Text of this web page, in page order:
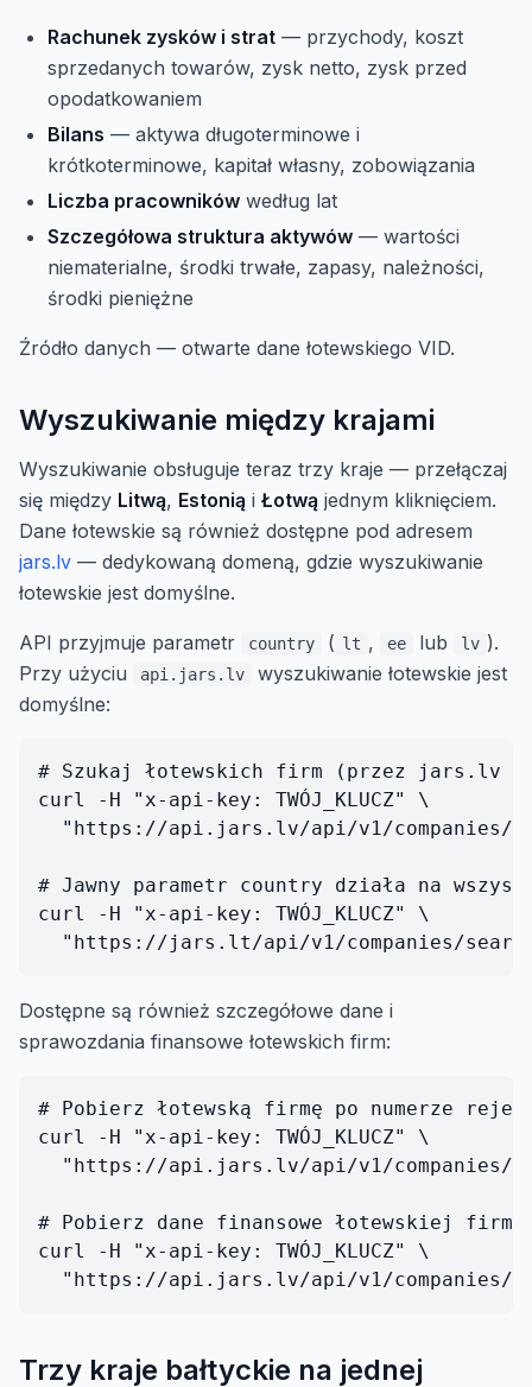
Rachunek zysków i strat — przychody, koszt
sprzedanych towarów, zysk netto, zysk przed
opodatkowaniem
Bilans — aktywa długoterminowe i
krótkoterminowe, kapitał własny, zobowiązania
Liczba pracowników według lat
Szczegółowa struktura aktywów — wartości
niematerialne, środki trwałe, zapasy, należności,
środki pieniężne
Źródło danych — otwarte dane łotewskiego VID.
Wyszukiwanie między krajami
Wyszukiwanie obsługuje teraz trzy kraje — przełączaj
się między Litwą, Estonią i Łotwą jednym kliknięciem.
Dane łotewskie są również dostępne pod adresem
jars.lv — dedykowaną domeną, gdzie wyszukiwanie
łotewskie jest domyślne.
API przyjmuje parametr country ( lt , ee lub lv ).
Przy użyciu
api.jars.lv
wyszukiwanie łotewskie jest
domyślne:
# Szukaj łotewskich firm (przez jars.lv —
curl -H "x-api-key: TWÓJ_KLUCZ" \
"https://api.jars.lv/api/v1/companies/
# Jawny parametr country działa na
curl -H "x-api-key: TWÓJ_KLUCZ" \
Dostępne są również szczegółowe dane i
sprawozdania finansowe łotewskich firm:
# Pobierz łotewską firmę po numerze
curl -H "x-api-key: TWÓJ_KLUCZ" \
"https://api.jars.lv/api/v1/companies/
# Pobierz dane finansowe łotewskiej firmy
curl -H "x-api-key: TWÓJ_KLUCZ" \
Trzy kraje bałtyckie na jednej